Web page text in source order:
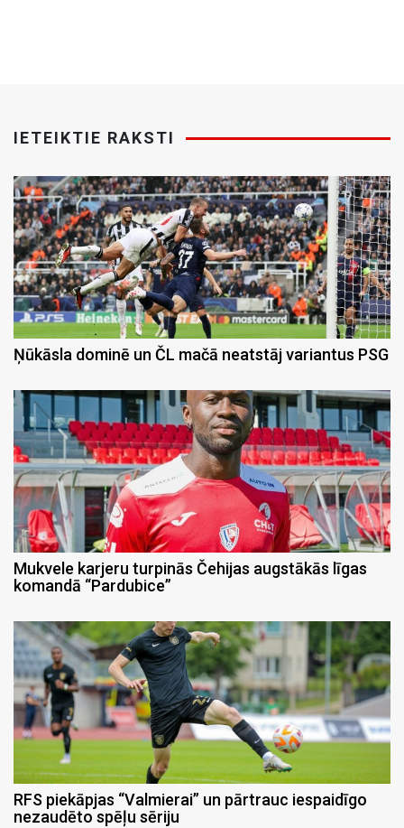
IETEIKTIE RAKSTI
Ņūkāsla dominē un ČL mačā neatstāj variantus PSG
Mukvele karjeru turpinās Čehijas augstākās līgas
komandā “Pardubice”
RFS piekāpjas “Valmierai” un pārtrauc iespaidīgo
nezaudēto spēļu sēriju